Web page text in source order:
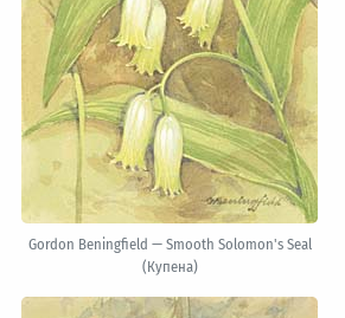
Gordon Beningfield — Smooth Solomon's Seal
(Купена)